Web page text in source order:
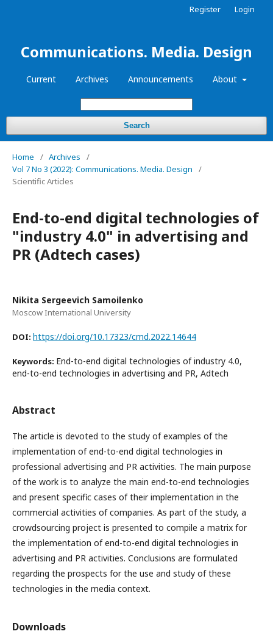
Communications. Media. Design
Current Archives Announcements About
Search
Register Login
Home / Archives
/
Vol 7 No 3 (2022): Communications. Media. Design
/
Scientific Articles
End-to-end digital technologies of
"industry 4.0" in advertising and
PR (Adtech cases)
Nikita Sergeevich Samoilenko
Moscow International University
DOI: https://doi.org/10.17323/cmd.2022.14644
Keywords: End-to-end digital technologies of industry 4.0,
end-to-end technologies in advertising and PR, Adtech
Abstract
The article is devoted to the study of examples of the
implementation of end-to-end digital technologies in
professional advertising and PR activities. The main purpose
of the work is to analyze the main end-to-end technologies
and present specific cases of their implementation in the
commercial activities of companies. As part of the study, a
crowdsourcing project is presented to compile a matrix for
the implementation of end-to-end digital technologies in
advertising and PR activities. Conclusions are formulated
regarding the prospects for the use and study of these
technologies in the media context.
Downloads